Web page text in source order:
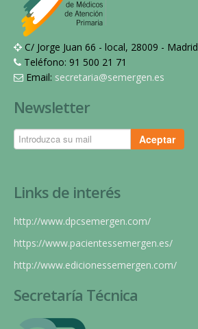
C/ Jorge Juan 66 - local, 28009 - Madrid
Teléfono: 91 500 21 71
Email: secretaria@semergen.es
Newsletter
Aceptar
Links de interés
http://www.dpcsemergen.com/
https://www.pacientessemergen.es/
http://www.edicionessemergen.com/
Secretaría Técnica